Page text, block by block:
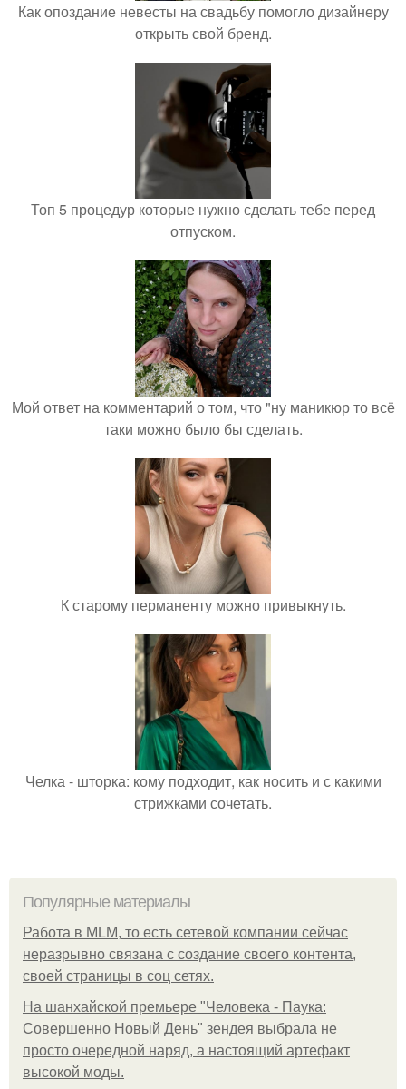
Как опоздание невесты на свадьбу помогло дизайнеру
открыть свой бренд.
Топ 5 процедур которые нужно сделать тебе перед
отпуском.
Мой ответ на комментарий о том, что "ну маникюр то всё
таки можно было бы сделать.
К старому перманенту можно привыкнуть.
Челка - шторка: кому подходит, как носить и с какими
стрижками сочетать.
Популярные материалы
Работа в MLM, то есть сетевой компании сейчас
неразрывно связана с создание своего контента,
своей страницы в соц сетях.
На шанхайской премьере "Человека - Паука:
Совершенно Новый День" зендея выбрала не
просто очередной наряд, а настоящий артефакт
высокой моды.